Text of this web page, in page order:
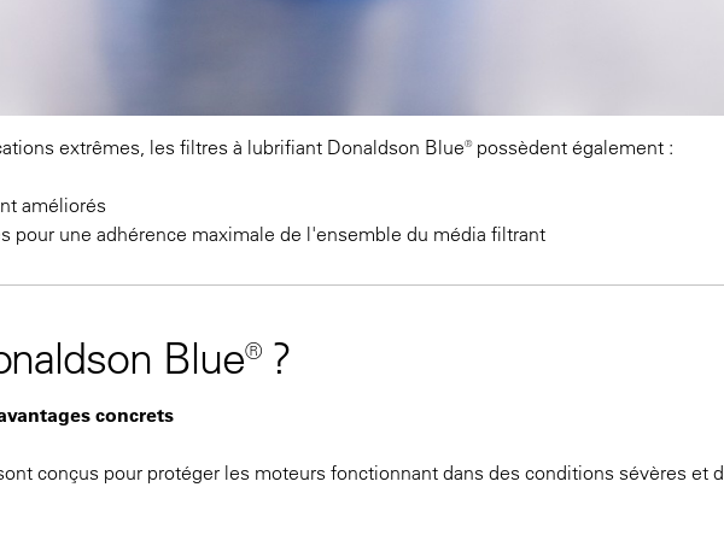
extrêmes, les filtres à lubrifiant Donaldson Blue® possèdent également :
améliorés
pour une adhérence maximale de l'ensemble du média filtrant
Blue® ?
concrets
conçus pour protéger les moteurs fonctionnant dans des conditions sévères et